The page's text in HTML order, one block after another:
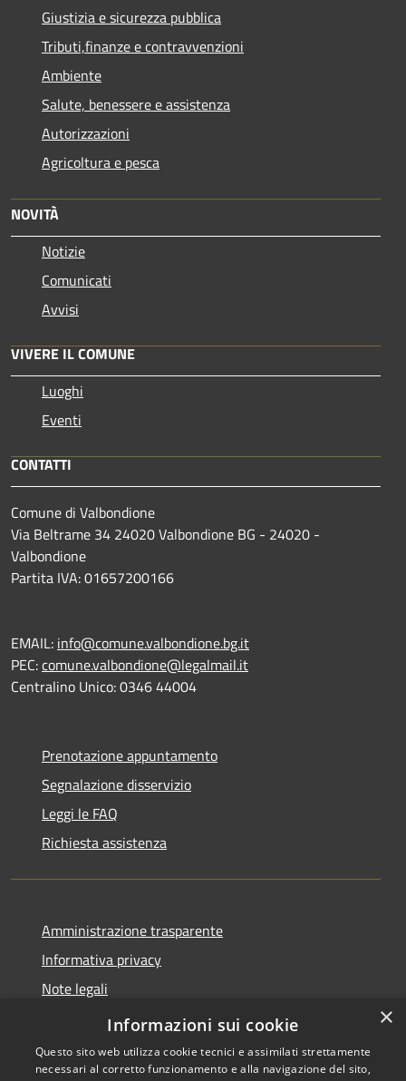
Giustizia e sicurezza pubblica
Tributi,finanze e contravvenzioni
Ambiente
Salute, benessere e assistenza
Autorizzazioni
Agricoltura e pesca
NOVITÀ
Notizie
Comunicati
Avvisi
VIVERE IL COMUNE
Luoghi
Eventi
CONTATTI
Comune di Valbondione
Via Beltrame 34 24020 Valbondione BG - 24020 -
Valbondione
Partita IVA: 01657200166
EMAIL: info@comune.valbondione.bg.it
PEC:comune.valbondione@legalmail.it
Centralino Unico: 0346 44004
Prenotazione appuntamento
Segnalazione disservizio
Leggi le FAQ
Richiesta assistenza
Amministrazione trasparente
Informativa privacy
Note legali
Dichiarazione di accessibilità
×
Informazioni sui cookie
Questo sito web utilizza cookie tecnici e assimilati strettamente
necessari al corretto funzionamento e alla navigazione del sito,